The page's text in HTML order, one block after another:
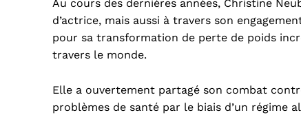
Au cours des dernières années, Christine
d’actrice, mais aussi à travers son
pour sa transformation de perte de poids
travers le monde.
Elle a ouvertement partagé son combat
problèmes de santé par le biais d’un régime